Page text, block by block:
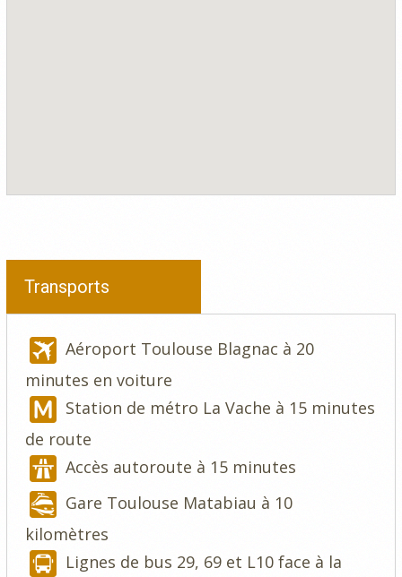
Transports
Aéroport Toulouse Blagnac à 20
minutes en voiture
Station de métro La Vache à 15 minutes
de route
Accès autoroute à 15 minutes
Gare Toulouse Matabiau à 10
kilomètres
Lignes de bus 29, 69 et L10 face à la